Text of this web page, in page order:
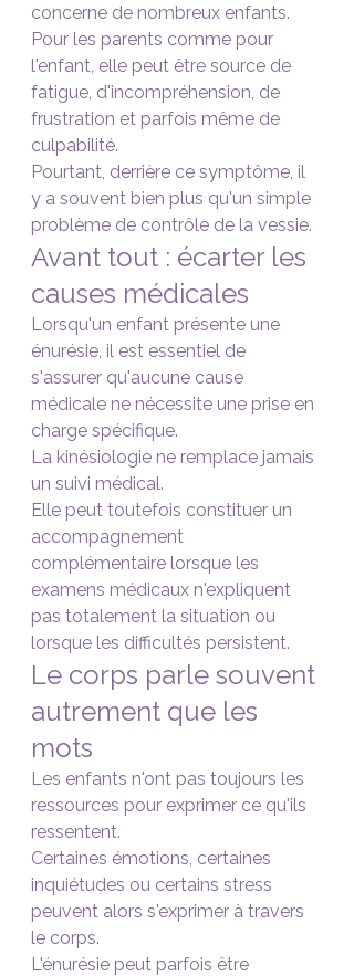
concerne de nombreux enfants.
Pour les parents comme pour
l'enfant, elle peut être source de
fatigue, d'incompréhension, de
frustration et parfois même de
culpabilité.
Pourtant, derrière ce symptôme, il
y a souvent bien plus qu'un simple
problème de contrôle de la vessie.
Avant tout : écarter les
causes médicales
Lorsqu'un enfant présente une
énurésie, il est essentiel de
s'assurer qu'aucune cause
médicale ne nécessite une prise en
charge spécifique.
La kinésiologie ne remplace jamais
un suivi médical.
Elle peut toutefois constituer un
accompagnement
complémentaire lorsque les
examens médicaux n'expliquent
pas totalement la situation ou
lorsque les difficultés persistent.
Le corps parle souvent
autrement que les
mots
Les enfants n'ont pas toujours les
ressources pour exprimer ce qu'ils
ressentent.
Certaines émotions, certaines
inquiétudes ou certains stress
peuvent alors s'exprimer à travers
le corps.
L'énurésie peut parfois être